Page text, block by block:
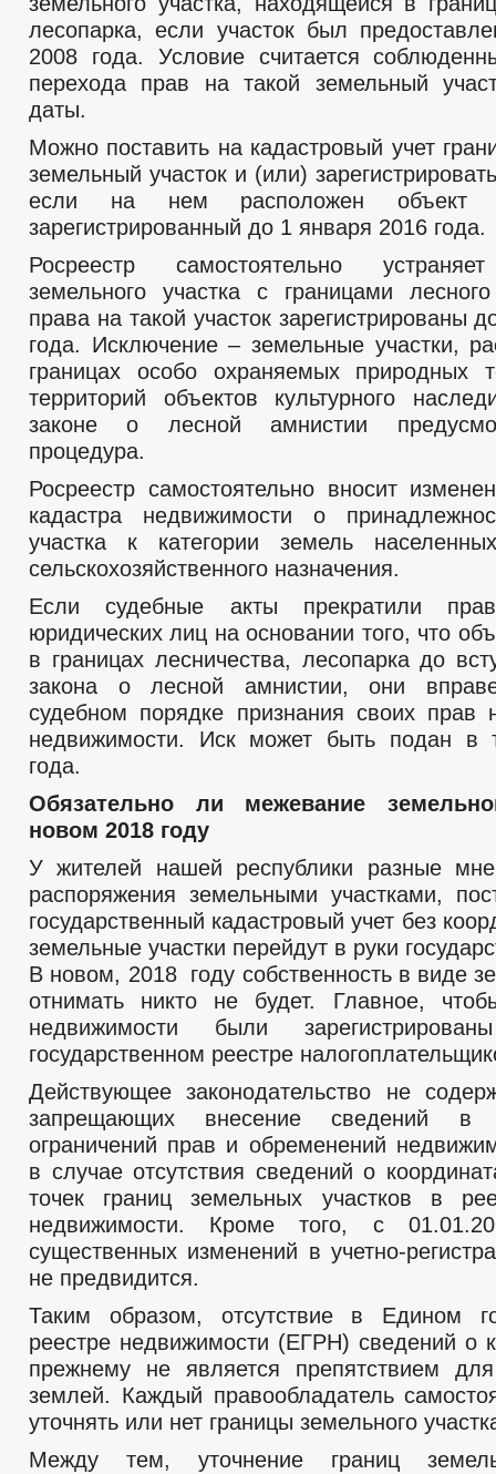
лесопарка, если участок был
2008 года. Условие считается
перехода прав на такой земельный
даты.
Можно поставить на кадастровый учет
земельный участок и (или)
если на нем расположен объект
зарегистрированный до 1 января 2016 года.
Росреестр самостоятельно
земельного участка с границами
права на такой участок зарегистрированы
года. Исключение – земельные участки,
границах особо охраняемых природных
территорий объектов культурного
законе о лесной амнистии
процедура.
Росреестр самостоятельно вносит
кадастра недвижимости о
участка к категории земель
сельскохозяйственного назначения.
Если судебные акты прекратили
юридических лиц на основании того, что
в границах лесничества, лесопарка до
закона о лесной амнистии, они
судебном порядке признания своих прав
недвижимости. Иск может быть подан в
года.
Обязательно ли межевание
новом 2018 году
У жителей нашей республики разные
распоряжения земельными участками,
государственный кадастровый учет без
земельные участки перейдут в руки
В новом, 2018 году собственность в виде
отнимать никто не будет. Главное,
недвижимости были
государственном реестре
Действующее законодательство не
запрещающих внесение сведений в
ограничений прав и обременений
в случае отсутствия сведений о
точек границ земельных участков в
недвижимости. Кроме того, с
существенных изменений в учетно-
не предвидится.
Таким образом, отсутствие в Едином
реестре недвижимости (ЕГРН) сведений о
прежнему не является препятствием
землей. Каждый правообладатель
уточнять или нет границы земельного
Между тем, уточнение границ